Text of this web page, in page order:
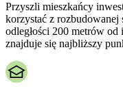
Przyszli mieszkańcy
korzystać z rozbudowanej
odległości 200 metrów
znajduje się najbliższy